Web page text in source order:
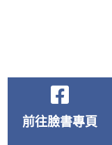
前往臉書專頁